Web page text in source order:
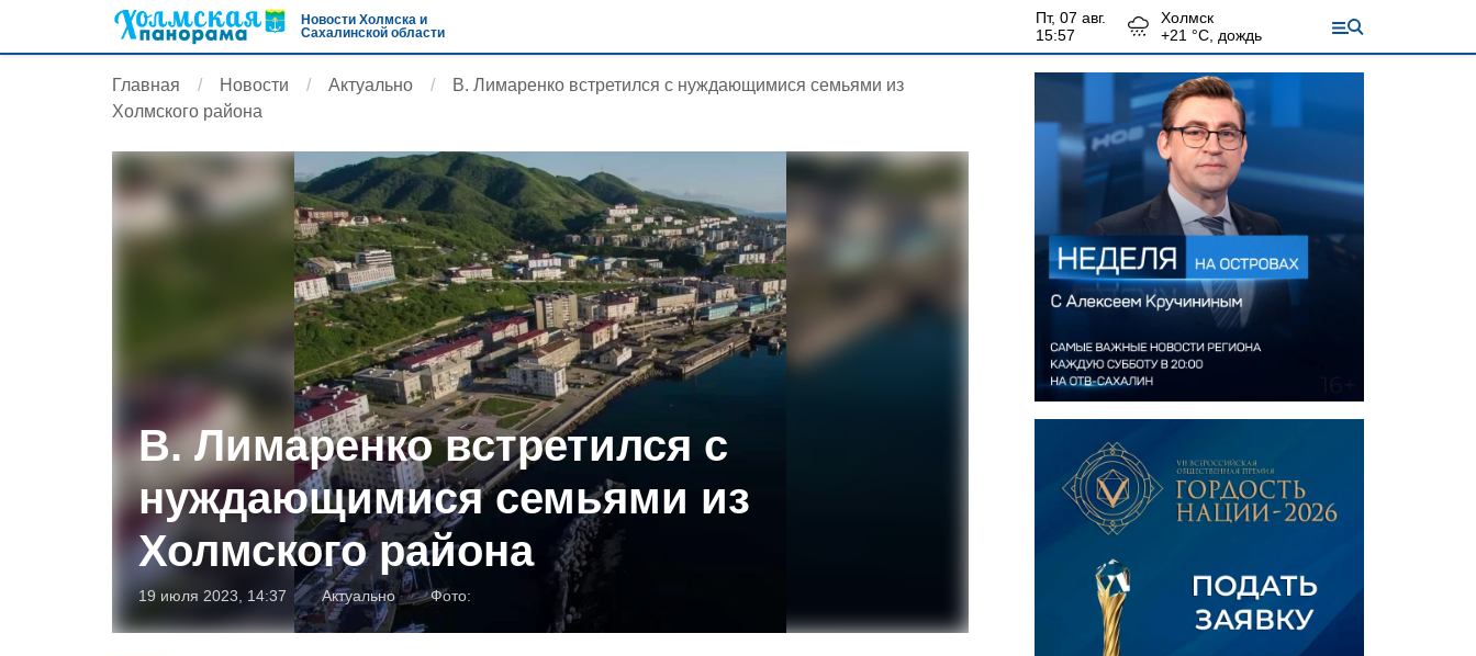
Новости Холмска и
Сахалинской области
пт, 07 авг.
15:57
Холмск
+21 °С, дождь
Главная Новости Актуально
В. Лимаренко встретился с нуждающимися семьями из
Холмского района
В. Лимаренко встретился с
нуждающимися семьями из
Холмского района
19 июля 2023, 14:37 Актуально Фото: